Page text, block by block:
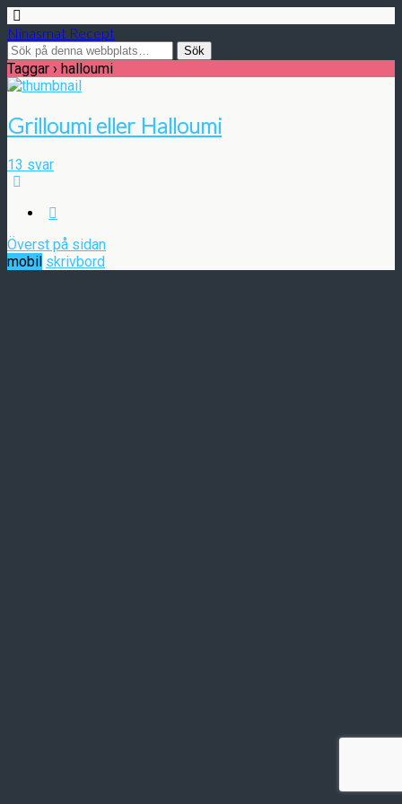
Ninasmat Recept
Taggar › halloumi
Grilloumi eller Halloumi
13 svar
Överst på sidan
mobil skrivbord